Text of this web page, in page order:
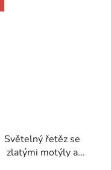
Světelný řetěz se
zlatými motýly a